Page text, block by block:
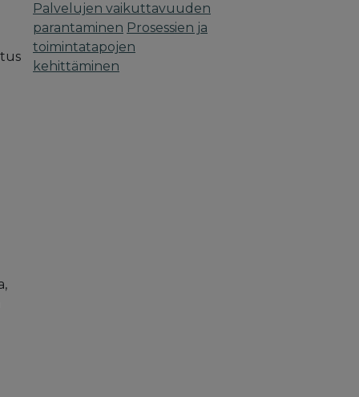
Palvelujen vaikuttavuuden
parantaminen Prosessien ja
toimintatapojen
kehittäminen